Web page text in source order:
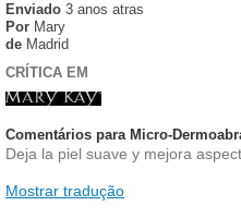
Enviado 3 anos atras
Por Mary
de Madrid
CRÍTICA EM
Comentários para Micro-
Deja la piel suave y mejora
Mostrar tradução